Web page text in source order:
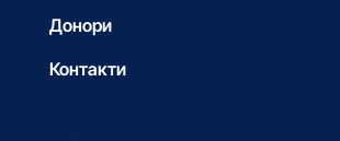
Донори
Контакти